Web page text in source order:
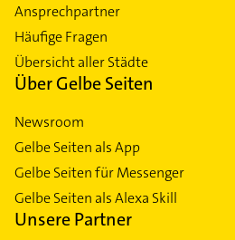
Ansprechpartner
Häufige Fragen
Übersicht aller Städte
Über Gelbe Seiten
Newsroom
Gelbe Seiten als App
Gelbe Seiten für Messenger
Gelbe Seiten als Alexa Skill
Unsere Partner